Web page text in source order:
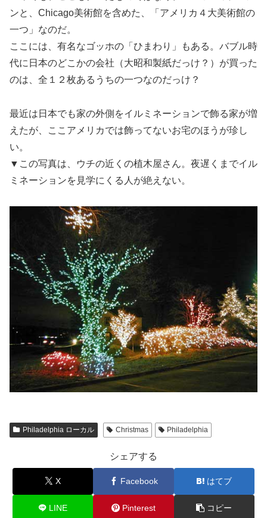
ンと、Chicago美術館を含めた、「アメリカ４大美術館の
一つ」なのだ。
ここには、有名なゴッホの「ひまわり」もある。バブル時
代に日本のどこかの会社（大昭和製紙だっけ？）が買った
のは、全１２枚あるうちの一つなのだっけ？
最近は日本でも家の外側をイルミネーションで飾る家が増
えたが、ここアメリカでは飾ってないお宅のほうが珍し
い。
▼この写真は、ウチの近くの植木屋さん。夜遅くまでイル
ミネーションを見学にくる人が絶えない。
Philadelphia ローカル Christmas Philadelphia
シェアする
X Facebook はてブ
LINE Pinterest コピー